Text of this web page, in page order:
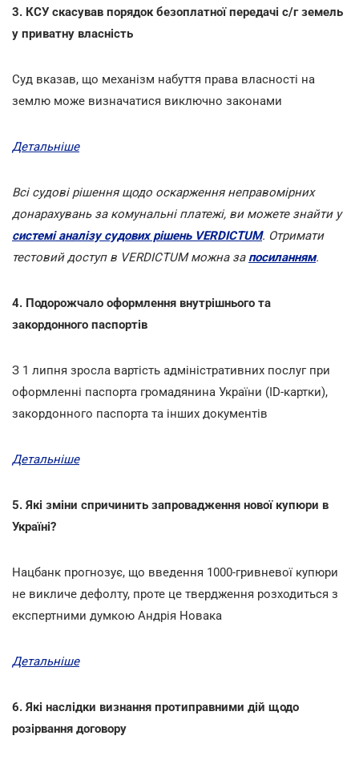
3. КСУ скасував порядок безоплатної передачі с/г земель
у приватну власність
Суд вказав, що механізм набуття права власності на
землю може визначатися виключно законами
Детальніше
Всі судові рішення щодо оскарження неправомірних
донарахувань за комунальні платежі, ви можете знайти у
системі аналізу судових рішень VERDICTUM. Отримати
тестовий доступ в VERDICTUM можна за посиланням.
4. Подорожчало оформлення внутрішнього та
закордонного паспортів
З 1 липня зросла вартість адміністративних послуг при
оформленні паспорта громадянина України (ID-картки),
закордонного паспорта та інших документів
Детальніше
5. Які зміни спричинить запровадження нової купюри в
Україні?
Нацбанк прогнозує, що введення 1000-гривневої купюри
не викличе дефолту, проте це твердження розходиться з
експертними думкою Андрія Новака
Детальніше
6. Які наслідки визнання протиправними дій щодо
розірвання договору